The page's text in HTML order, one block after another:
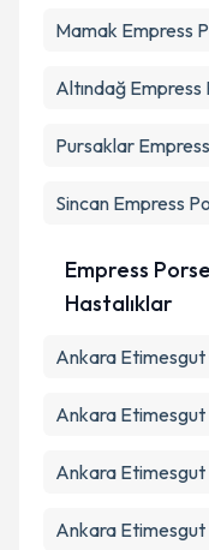
Mamak Empress
Altındağ Empress
Pursaklar
Sincan Empress
Empress
Hastalıklar
Ankara
Ankara
Ankara Etimesgut
Ankara